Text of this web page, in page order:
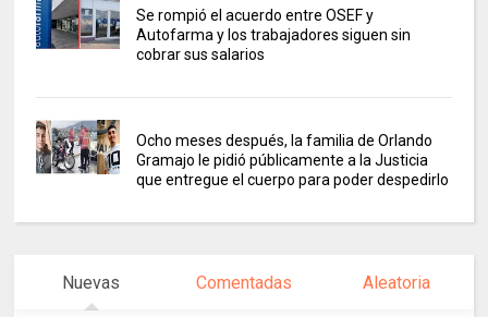
Se rompió el acuerdo entre OSEF y
Autofarma y los trabajadores siguen sin
cobrar sus salarios
Ocho meses después, la familia de Orlando
Gramajo le pidió públicamente a la Justicia
que entregue el cuerpo para poder despedirlo
Nuevas Comentadas Aleatoria